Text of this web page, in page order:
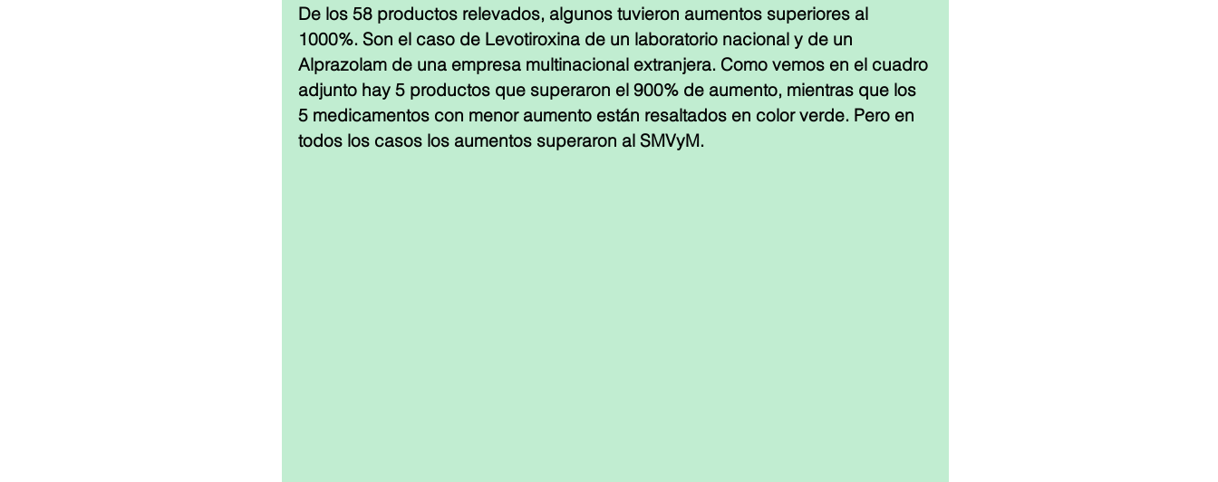
De los 58 productos relevados, algunos tuvieron aumentos superiores al
1000%. Son el caso de Levotiroxina de un laboratorio nacional y de un
Alprazolam de una empresa multinacional extranjera. Como vemos en el cuadro
adjunto hay 5 productos que superaron el 900% de aumento, mientras que los
5 medicamentos con menor aumento están resaltados en color verde. Pero en
todos los casos los aumentos superaron al SMVyM.